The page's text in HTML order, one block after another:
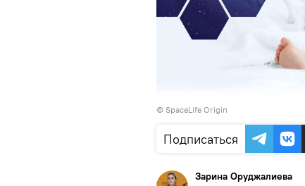
© SpaceLife Origin
Подписаться
Зарина Оруджалиева